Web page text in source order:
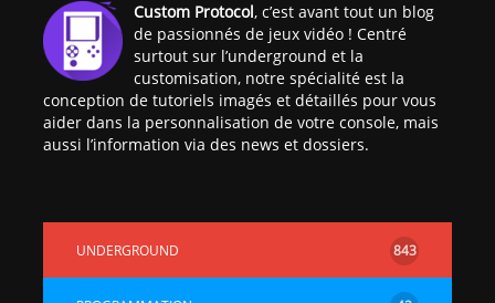
Custom Protocol, c’est avant tout un blog
de passionnés de jeux vidéo ! Centré
surtout sur l’underground et la
customisation, notre spécialité est la
conception de tutoriels imagés et détaillés pour vous
aider dans la personnalisation de votre console, mais
aussi l’information via des news et dossiers.
UNDERGROUND 843